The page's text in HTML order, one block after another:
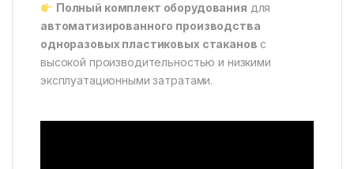
Полный комплект оборудования для
автоматизированного производства
одноразовых пластиковых стаканов с
высокой производительностью и низкими
эксплуатационными затратами.